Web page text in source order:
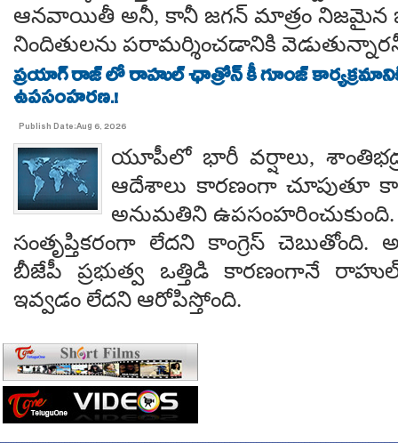
ఆనవాయితీ అనీ, కానీ జగన్ మాత్రం నిజమైన
నిందితులను పరామర్శించడానికి
ప్రయాగ్ రాజ్ లో రాహుల్ ఛాత్రోన్ కీ గూంజ్
ఉపసంహరణ.!
Publish Date:Aug 6, 2026
యూపీలో భారీ వర్షాలు,
ఆదేశాలు కారణంగా చూపుతూ
అనుమతిని
సంతృప్తికరంగా లేదని కాంగ్రెస్ చెబుతోంది.
బీజేపీ ప్రభుత్వ ఒత్తిడి కారణంగానే
ఇవ్వడం లేదని ఆరోపిస్తోంది.